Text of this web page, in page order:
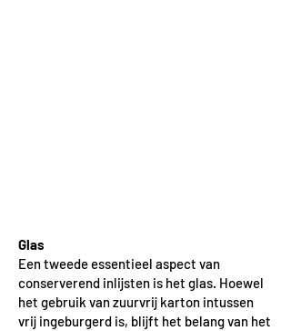
Glas
Een tweede essentieel aspect van
conserverend inlijsten is het glas. Hoewel
het gebruik van zuurvrij karton intussen
vrij ingeburgerd is, blijft het belang van het